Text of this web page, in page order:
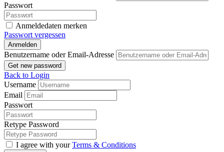
Passwort
Anmeldedaten merken
Passwort vergessen
Anmelden
Benutzername oder Email-Adresse
Get new password
Back to Login
Username
Email
Passwort
Retype Password
I agree with yourTerms & Conditions